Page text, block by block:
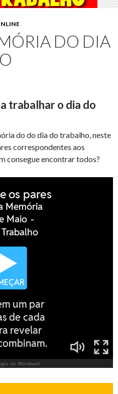
DO DIA
trabalhar o dia do
do do dia do trabalho, neste
correspondentes aos
consegue encontrar todos?